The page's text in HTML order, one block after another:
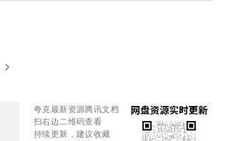
keyboard_arrow_right
夸克最新资源腾讯文档
扫右边二维码查看
持续更新，建议收藏